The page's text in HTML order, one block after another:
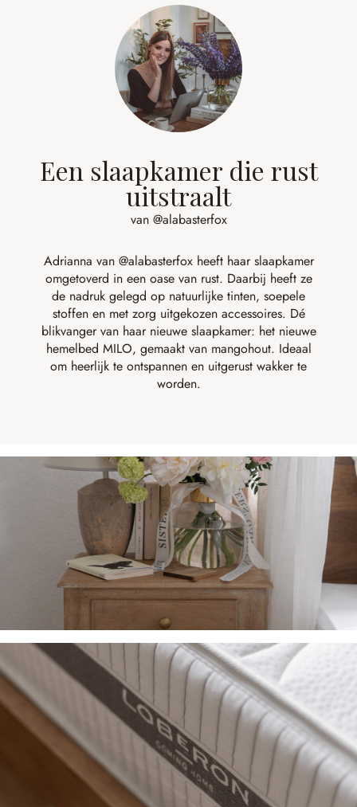
Een slaapkamer die rust
uitstraalt
van @alabasterfox
Adrianna van @alabasterfoxheeft haar slaapkamer
omgetoverd in een oase van rust. Daarbij heeft ze
de nadruk gelegd op natuurlijke tinten, soepele
stoffen en met zorg uitgekozen accessoires. Dé
blikvanger van haar nieuwe slaapkamer: het nieuwe
hemelbed MILO, gemaakt van mangohout. Ideaal
om heerlijk te ontspannen en uitgerust wakker te
worden.